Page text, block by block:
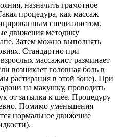
назначить грамотное
процедура, как массаж
специалистом.
движения методику
Затем можно выполнять
Стандартно при
массажист разминает
возникает головная боль в
растирания в этой зоне). При
на макушку, проводить
от затылка к шее. Процедуру
Помимо уменьшения
нормальное движение